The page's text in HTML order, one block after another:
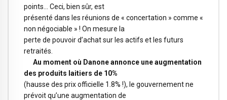
points… Ceci, bien sûr, est
présenté dans les réunions de « concertation » comme «
non négociable » ! On mesure la
perte de pouvoir d’achat sur les actifs et les futurs
retraités.
Au moment où Danone annonce une augmentation
des produits laitiers de 10%
(hausse des prix officielle 1.8% !), le gouvernement ne
prévoit qu’une augmentation de